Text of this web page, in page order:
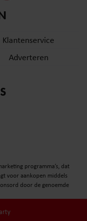
en analyse. Deze
of die ze hebben
hun services. U
Klantenservice
Adverteren
programma’s, dat
voor aankopen middels
door de genoemde